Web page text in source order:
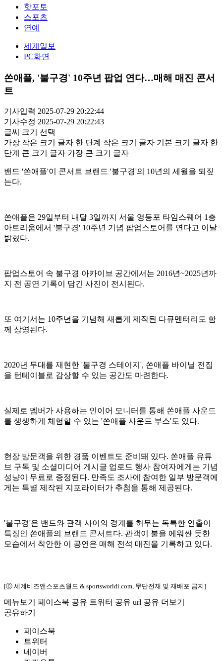
핫포토
스포츠
연예
세계일보
PC화면
쏜애플, '불구경' 10주년 팝업 연다…매해 매진 콘서
트
기사입력 2025-07-29 20:22:44
기사수정 2025-07-29 20:22:43
글씨 크기 선택
가장 작은 크기 글자 한 단계 작은 크기 글자 기본 크기 글자 한
단계 큰 크기 글자 가장 큰 크기 글자
밴드 '쏜애플'이 콘서트 브랜드 '불구경'의 10년의 세월을 되짚
는다.
쏜애플은 29일부터 내달 3일까지 서울 영등포 타임스퀘어 1층
아트리움에서 '불구경' 10주년 기념 팝업스토어를 연다고 이날
밝혔다.
팝업스토어 속 불구경 아카이브 공간에서는 2016년~2025년까
지 전 공연 기록이 담긴 사진이 전시된다.
또 여기서는 10주년을 기념해 새롭게 제작된 다큐멘터리도 함
께 상영된다.
2020년 무대를 재현한 '불구경 스테이지', 쏜애플 바이닐 전집
을 턴테이블로 감상할 수 있는 공간도 마련한다.
실제로 멤버가 사용하는 인이어 모니터를 통해 쏜애플 사운드
를 생생하게 체험할 수 있는 '쏜애플 사운드 부스'도 있다.
현장 방문객을 위한 경품 이벤트도 준비돼 있다. 쏜애플 유튜
브 구독 및 소셜미디어 게시글 업로드 행사 참여자에게는 기념
성냥이 무료로 증정된다. 만족도 조사에 참여한 일부 방문객에
게는 특별 제작된 지포라이터가 추첨을 통해 제공된다.
'불구경'은 밴드와 관객 사이의 경계를 허무는 독특한 연출이
특징인 쏜애플의 브랜드 콘서트다. 관객이 불을 에워싼 듯한
모습에서 착안한 이 공연은 매해 전석 매진을 기록하고 있다.
[ⓒ 세계비즈앤스포츠월드 & sportsworldi.com, 무단전재 및 재배포 금지]
메뉴보기 페이스북 공유 트위터 공유 url 공유 더보기
공유하기
페이스북
트위터
네이버